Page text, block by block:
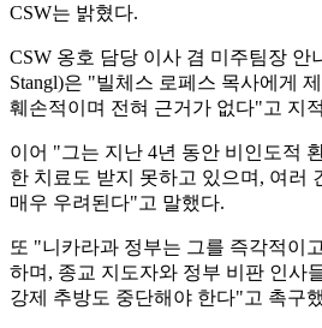
CSW는 밝혔다.
CSW 옹호 담당 이사 겸 미주팀장 안
Stangl)은 "빌체스 로페스 목사에게
훼손적이며 전혀 근거가 없다"고 지
이어 "그는 지난 4년 동안 비인도적
한 치료도 받지 못하고 있으며, 여러
매우 우려된다"고 말했다.
또 "니카라과 정부는 그를 즉각적이
하며, 종교 지도자와 정부 비판 인사
강제 추방도 중단해야 한다"고 촉구